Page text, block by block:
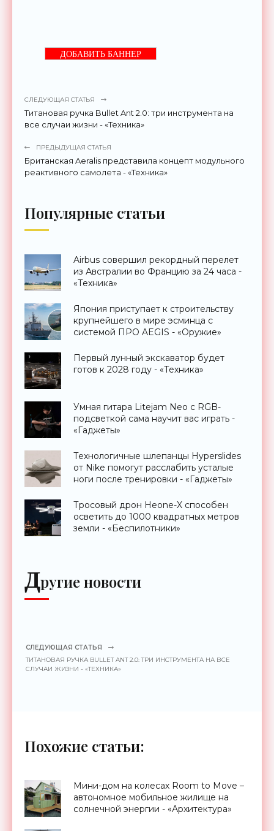
ДОБАВИТЬ БАННЕР
СЛЕДУЮЩАЯ СТАТЬЯ
Титановая ручка Bullet Ant 2.0: три инструмента на
все случаи жизни - «Техника»
ПРЕДЫДУЩАЯ СТАТЬЯ
Британская Aeralis представила концепт модульного
реактивного самолета - «Техника»
Популярные статьи
Airbus совершил рекордный перелет
из Австралии во Францию за 24 часа -
«Техника»
Япония приступает к строительству
крупнейшего в мире эсминца с
системой ПРО AEGIS - «Оружие»
Первый лунный экскаватор будет
готов к 2028 году - «Техника»
Умная гитара Litejam Neo с RGB-
подсветкой сама научит вас играть -
«Гаджеты»
Технологичные шлепанцы Hyperslides
от Nike помогут расслабить усталые
ноги после тренировки - «Гаджеты»
Тросовый дрон Heone-X способен
осветить до 1000 квадратных метров
земли - «Беспилотники»
Другие новости
СЛЕДУЮЩАЯ СТАТЬЯ
ТИТАНОВАЯ РУЧКА BULLET ANT 2.0: ТРИ ИНСТРУМЕНТА НА ВСЕ
СЛУЧАИ ЖИЗНИ - «ТЕХНИКА»
Похожие статьи:
Мини-дом на колесах Room to Move –
автономное мобильное жилище на
солнечной энергии - «Архитектура»